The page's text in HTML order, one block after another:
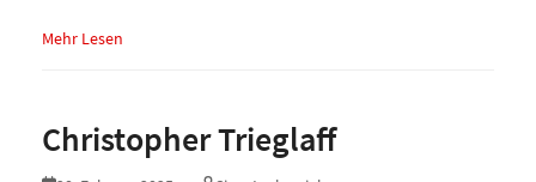
Mehr Lesen
Christopher Trieglaff